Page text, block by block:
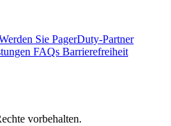
Sie PagerDuty-Partner
FAQs Barrierefreiheit
vorbehalten.